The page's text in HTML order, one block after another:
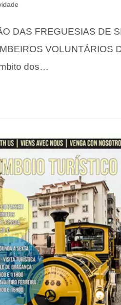
DAS FREGUESIAS DE
VOLUNTÁRIOS
dos…